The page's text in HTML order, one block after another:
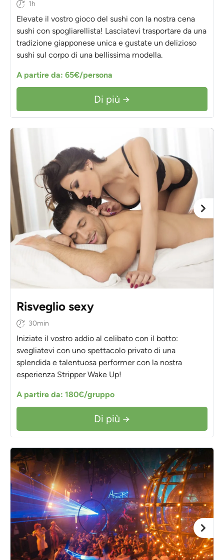
1h
Elevate il vostro gioco del sushi con la nostra cena
sushi con spogliarellista! Lasciatevi trasportare da una
tradizione giapponese unica e gustate un delizioso
sushi sul corpo di una bellissima modella.
A partire da: 65€/persona
Di più →
Risveglio sexy
30min
Iniziate il vostro addio al celibato con il botto:
svegliatevi con uno spettacolo privato di una
splendida e talentuosa performer con la nostra
esperienza Stripper Wake Up!
A partire da: 180€/gruppo
Di più →